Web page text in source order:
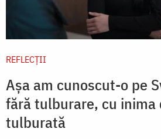
REFLECȚII
Așa am cunoscut-o pe
fără tulburare, cu inima
tulburată